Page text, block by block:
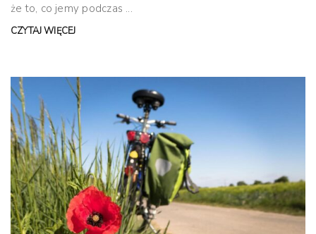
że to, co jemy podczas ...
CZYTAJ WIĘCEJ